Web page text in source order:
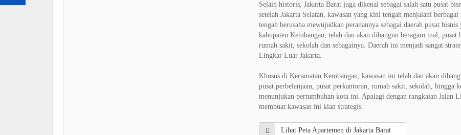
Selain historis, Jakarta Barat juga dikenal sebagai salah satu pusat
setelah Jakarta Selatan, kawasan yang kini tengah menjalani
tengah berusaha mewujudkan peranannya sebagai daerah pusat
kabupaten Kembangan, telah dan akan dibangun beragam mal,
rumah sakit, sekolah dan sebagainya. Daerah ini menjadi sangat
Lingkar Luar Jakarta.
Khusus di Kecamatan Kembangan, kawasan ini telah dan akan
pusat perbelanjaan, pusat perkantoran, rumah sakit, sekolah, hingga
menunjukan pertumbuhan kota ini. Apalagi dengan rangkaian Jalan
membuat kawasan ini kian strategis.
Lihat Peta Apartemen di Jakarta Barat